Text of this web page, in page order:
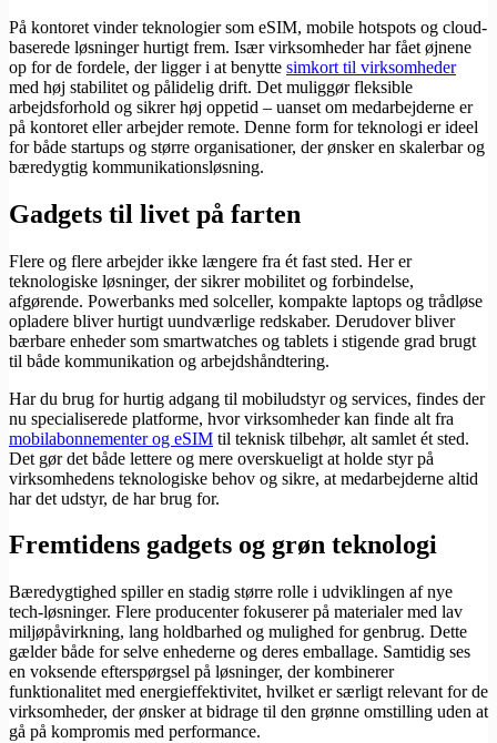
På kontoret vinder teknologier som eSIM, mobile hotspots og cloud-
baserede løsninger hurtigt frem. Især virksomheder har fået øjnene
op for de fordele, der ligger i at benytte simkort til virksomheder
med høj stabilitet og pålidelig drift. Det muliggør fleksible
arbejdsforhold og sikrer høj oppetid – uanset om medarbejderne er
på kontoret eller arbejder remote. Denne form for teknologi er ideel
for både startups og større organisationer, der ønsker en skalerbar og
bæredygtig kommunikationsløsning.
Gadgets til livet på farten
Flere og flere arbejder ikke længere fra ét fast sted. Her er
teknologiske løsninger, der sikrer mobilitet og forbindelse,
afgørende. Powerbanks med solceller, kompakte laptops og trådløse
opladere bliver hurtigt uundværlige redskaber. Derudover bliver
bærbare enheder som smartwatches og tablets i stigende grad brugt
til både kommunikation og arbejdshåndtering.
Har du brug for hurtig adgang til mobiludstyr og services, findes der
nu specialiserede platforme, hvor virksomheder kan finde alt fra
mobilabonnementer og eSIM til teknisk tilbehør, alt samlet ét sted.
Det gør det både lettere og mere overskueligt at holde styr på
virksomhedens teknologiske behov og sikre, at medarbejderne altid
har det udstyr, de har brug for.
Fremtidens gadgets og grøn teknologi
Bæredygtighed spiller en stadig større rolle i udviklingen af nye
tech-løsninger. Flere producenter fokuserer på materialer med lav
miljøpåvirkning, lang holdbarhed og mulighed for genbrug. Dette
gælder både for selve enhederne og deres emballage. Samtidig ses
en voksende efterspørgsel på løsninger, der kombinerer
funktionalitet med energieffektivitet, hvilket er særligt relevant for de
virksomheder, der ønsker at bidrage til den grønne omstilling uden at
gå på kompromis med performance.